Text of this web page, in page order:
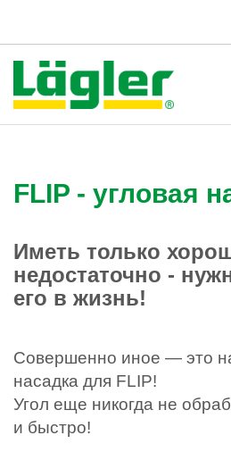
FLIP - угловая
Иметь только
недостаточно -
его в жизнь!
Совершенно иное — это
насадка для FLIP!
Угол еще никогда не
и быстро!